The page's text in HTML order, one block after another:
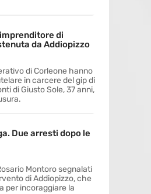
di
da Addiopizzo
di Corleone hanno
in carcere del gip di
di Giusto Sole, 37 anni,
Due arresti dopo le
Montoro segnalati
di Addiopizzo, che
per incoraggiare la